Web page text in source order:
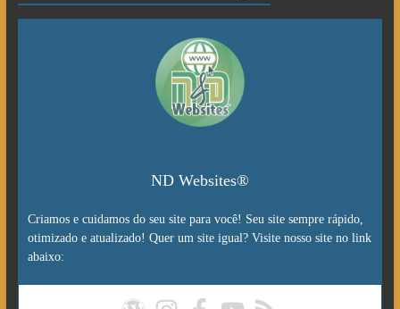
ND Websites®
Criamos e cuidamos do seu site para você! Seu site sempre rápido,
otimizado e atualizado! Quer um site igual? Visite nosso site no link
abaixo: